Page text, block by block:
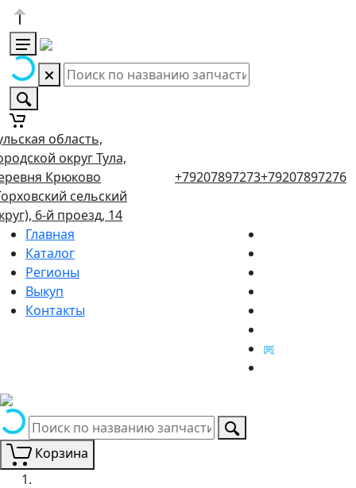
область,
округ Тула,
Крюково
сельский
6-й проезд, 14
+79207897273+79207897276
Главная
Каталог
Регионы
Выкуп
Контакты
Корзина